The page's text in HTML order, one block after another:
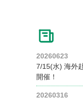
20260623
7/15(水) 海外
開催！
20260316